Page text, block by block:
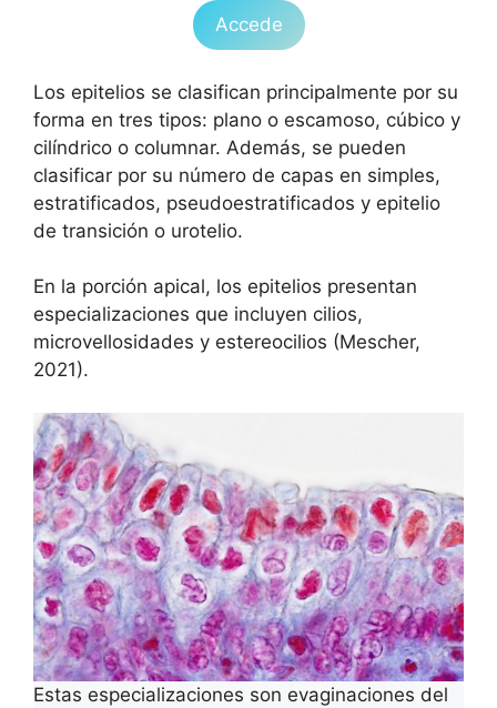
Accede
Los epitelios se clasifican principalmente por su
forma en tres tipos: plano o escamoso, cúbico y
cilíndrico o columnar. Además, se pueden
clasificar por su número de capas en simples,
estratificados, pseudoestratificados y epitelio
de transición o urotelio.
En la porción apical, los epitelios presentan
especializaciones que incluyen cilios,
microvellosidades y estereocilios (Mescher,
2021).
Estas especializaciones son evaginaciones del